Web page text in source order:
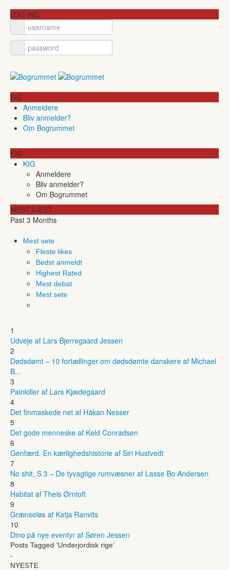
LOG IND
KIG
Anmeldere
Bliv anmelder?
Om Bogrummet
KIG
KIG
Anmeldere
Bliv anmelder?
Om Bogrummet
MEST LÆST
Past 3 Months
Mest sete
Fleste likes
Bedst anmeldt
Highest Rated
Mest debat
Mest sete
1
Udveje af Lars Bjerregaard Jessen
2
Dødsdømt – 10 fortællinger om dødsdømte danskere af Michael
B...
3
Painkiller af Lars Kjædegaard
4
Det finmaskede net af Håkan Nesser
5
Det gode menneske af Keld Conradsen
6
Genfærd. En kærlighedshistorie af Siri Hustvedt
7
No shit, S 3 – De tyvagtige rumvæsner af Lasse Bo Andersen
8
Habitat af Theis Ørntoft
9
Grænseløs af Katja Ranvits
10
Dino på nye eventyr af Søren Jessen
Posts Tagged ‘Underjordisk rige’
-
NYESTE